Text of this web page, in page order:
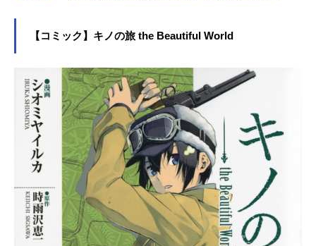
【コミック】キノの旅 the Beautiful World